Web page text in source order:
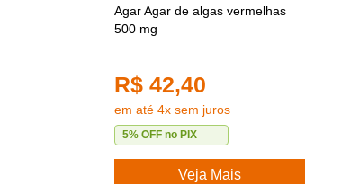
Agar Agar de algas vermelhas
500 mg
R$ 42,40
em até 4x sem juros
5% OFF no PIX
Veja Mais